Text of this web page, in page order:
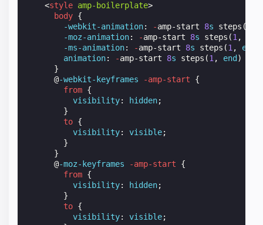
<style amp-boilerplate>
body {
-webkit-animation: -amp-start 8s steps (
-moz-animation: -amp-start 8s steps (1,
-ms-animation: -amp-start 8s steps (1, end
animation: -amp-start 8s steps (1, end )
}
@-webkit-keyframes -amp-start
{
from {
visibility: hidden;
}
to {
visibility: visible;
}
}
@-moz-keyframes -amp-start
{
from {
visibility: hidden;
}
to {
visibility: visible;